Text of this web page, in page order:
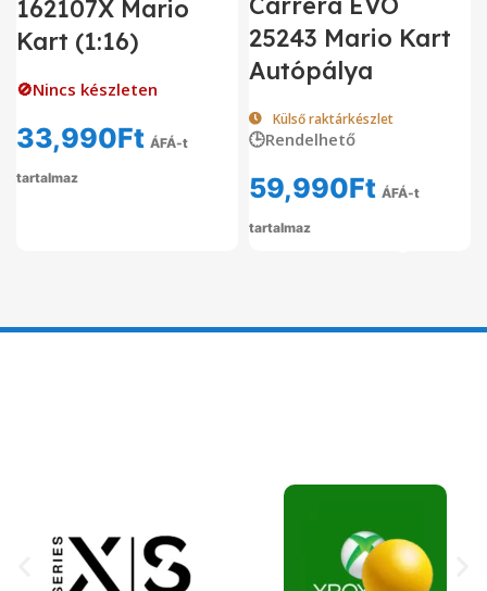
162107X Mario
Kart (1:16)
🚫Nincs készleten
33,990Ft ÁFÁ-t
tartalmaz
25243 Mario Kart
Autópálya
Külső raktárkészlet
🕒Rendelhető
59,990Ft ÁFÁ-t
tartalmaz